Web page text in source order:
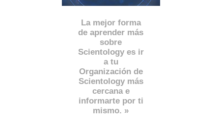
La mejor forma
de aprender más
sobre
Scientology es ir
a tu
Organización de
Scientology más
cercana e
informarte por ti
mismo. »